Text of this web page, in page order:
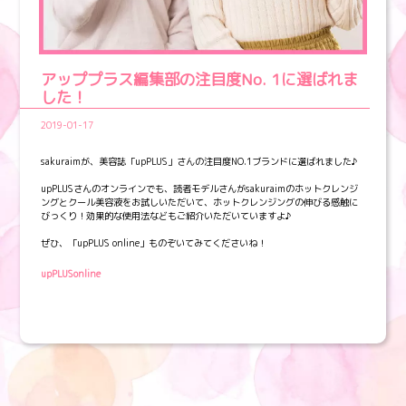
アッププラス編集部の注目度No. 1に選ばれま
した！
2019-01-17
sakuraimが、美容誌「upPLUS」さんの注目度NO.1ブランドに選ばれました♪
upPLUSさんのオンラインでも、読者モデルさんがsakuraimのホットクレンジ
ングとクール美容液をお試しいただいて、ホットクレンジングの伸びる感触に
びっくり！効果的な使用法などもご紹介いただいていますよ♪
ぜひ、「upPLUS online」ものぞいてみてくださいね！
upPLUSonline